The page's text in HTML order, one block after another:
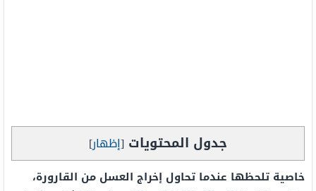
جدول المحتويات [إظهار]
خاصية تلحظها عندما تحاول إخراج العسل من القارورة،